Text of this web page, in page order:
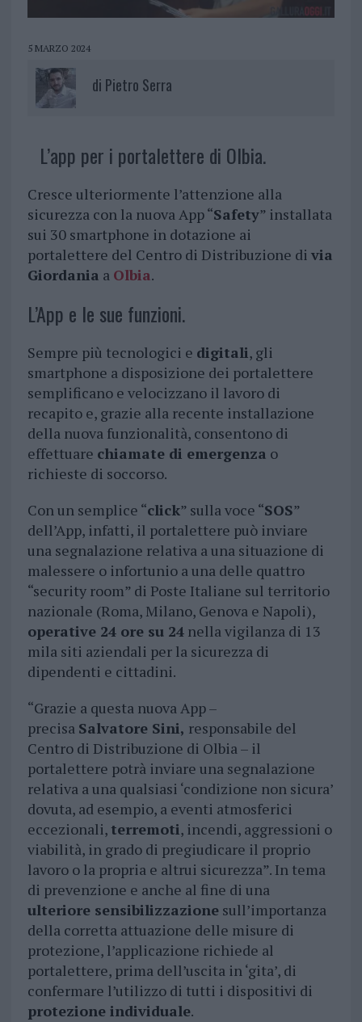
5 MARZO 2024
di Pietro Serra
L’app per i portalettere di Olbia.
Cresce ulteriormente l’attenzione alla
sicurezza con la nuova App “Safety” installata
sui 30 smartphone in dotazione ai
portalettere del Centro di Distribuzione di via
Giordania a Olbia.
L’App e le sue funzioni.
Sempre più tecnologici e digitali, gli
smartphone a disposizione dei portalettere
semplificano e velocizzano il lavoro di
recapito e, grazie alla recente installazione
della nuova funzionalità, consentono di
effettuare chiamate di emergenza o
richieste di soccorso.
Con un semplice “click” sulla voce “SOS”
dell’App, infatti, il portalettere può inviare
una segnalazione relativa a una situazione di
malessere o infortunio a una delle quattro
“security room” di Poste Italiane sul territorio
nazionale (Roma, Milano, Genova e Napoli),
operative 24 ore su 24nella vigilanza di 13
mila siti aziendali per la sicurezza di
dipendenti e cittadini.
“Grazie a questa nuova App –
precisa Salvatore Sini, responsabile del
Centro di Distribuzione di Olbia – il
portalettere potrà inviare una segnalazione
relativa a una qualsiasi ‘condizione non sicura’
dovuta, ad esempio, a eventi atmosferici
eccezionali, terremoti, incendi, aggressioni o
viabilità, in grado di pregiudicare il proprio
lavoro o la propria e altrui sicurezza”. In tema
di prevenzione e anche al fine di una
ulteriore sensibilizzazionesull’importanza
della corretta attuazione delle misure di
protezione, l’applicazione richiede al
portalettere, prima dell’uscita in ‘gita’, di
confermare l’utilizzo di tutti i dispositivi di
protezione individuale.